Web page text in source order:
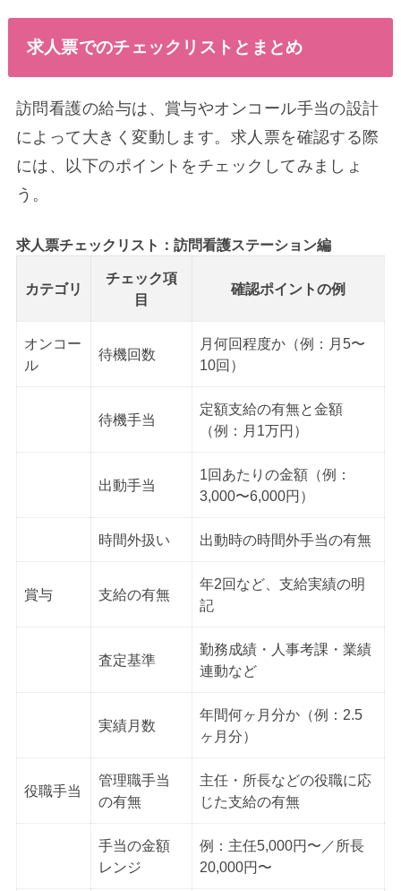
求人票でのチェックリストとまとめ
訪問看護の給与は、賞与やオンコール手当の設計
によって大きく変動します。求人票を確認する際
には、以下のポイントをチェックしてみましょ
う。
求人票チェックリスト：訪問看護ステーション編
カテゴリ
チェック項
目
確認ポイントの例
オンコー
ル
待機回数
月何回程度か（例：月5〜
10回）
待機手当
定額支給の有無と金額
（例：月1万円）
出動手当
1回あたりの金額（例：
3,000〜6,000円）
時間外扱い 出動時の時間外手当の有無
賞与 支給の有無
年2回など、支給実績の明
記
査定基準
勤務成績・人事考課・業績
連動など
実績月数
年間何ヶ月分か（例：2.5
ヶ月分）
役職手当
管理職手当
の有無
主任・所長などの役職に応
じた支給の有無
手当の金額
レンジ
例：主任5,000円〜／所長
20,000円〜